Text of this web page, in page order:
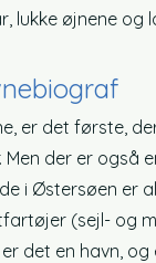
lukke øjnene
er det første,
der er også
i Østersøen er
(sejl- og
er det en havn,